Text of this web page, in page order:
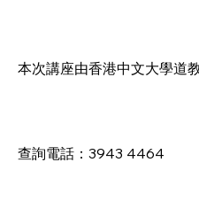
本次講座由香港中文大學道
查詢電話：3943 4464